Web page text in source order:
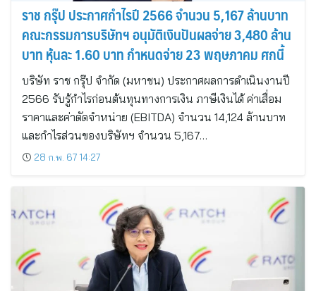
ราช กรุ๊ป ประกาศกำไรปี 2566 จำนวน 5,167 ล้านบาท
คณะกรรมการบริษัทฯ อนุมัติเงินปันผลจ่าย 3,480 ล้าน
บาท หุ้นละ 1.60 บาท กำหนดจ่าย 23 พฤษภาคม ศกนี้
บริษัท ราช กรุ๊ป จำกัด (มหาชน) ประกาศผลการดำเนินงานปี
2566 รับรู้กำไรก่อนต้นทุนทางการเงิน ภาษีเงินได้ ค่าเสื่อม
ราคาและค่าตัดจำหน่าย (EBITDA) จำนวน 14,124 ล้านบาท
และกำไรส่วนของบริษัทฯ จำนวน 5,167…
28 ก.พ. 67 14:27